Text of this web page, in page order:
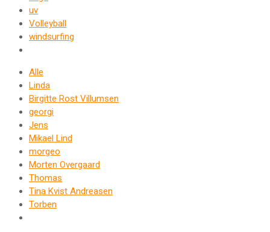
uv
Volleyball
windsurfing
Alle
Linda
Birgitte Rost Villumsen
georgi
Jens
Mikael Lind
morgeo
Morten Overgaard
Thomas
Tina Kvist Andreasen
Torben